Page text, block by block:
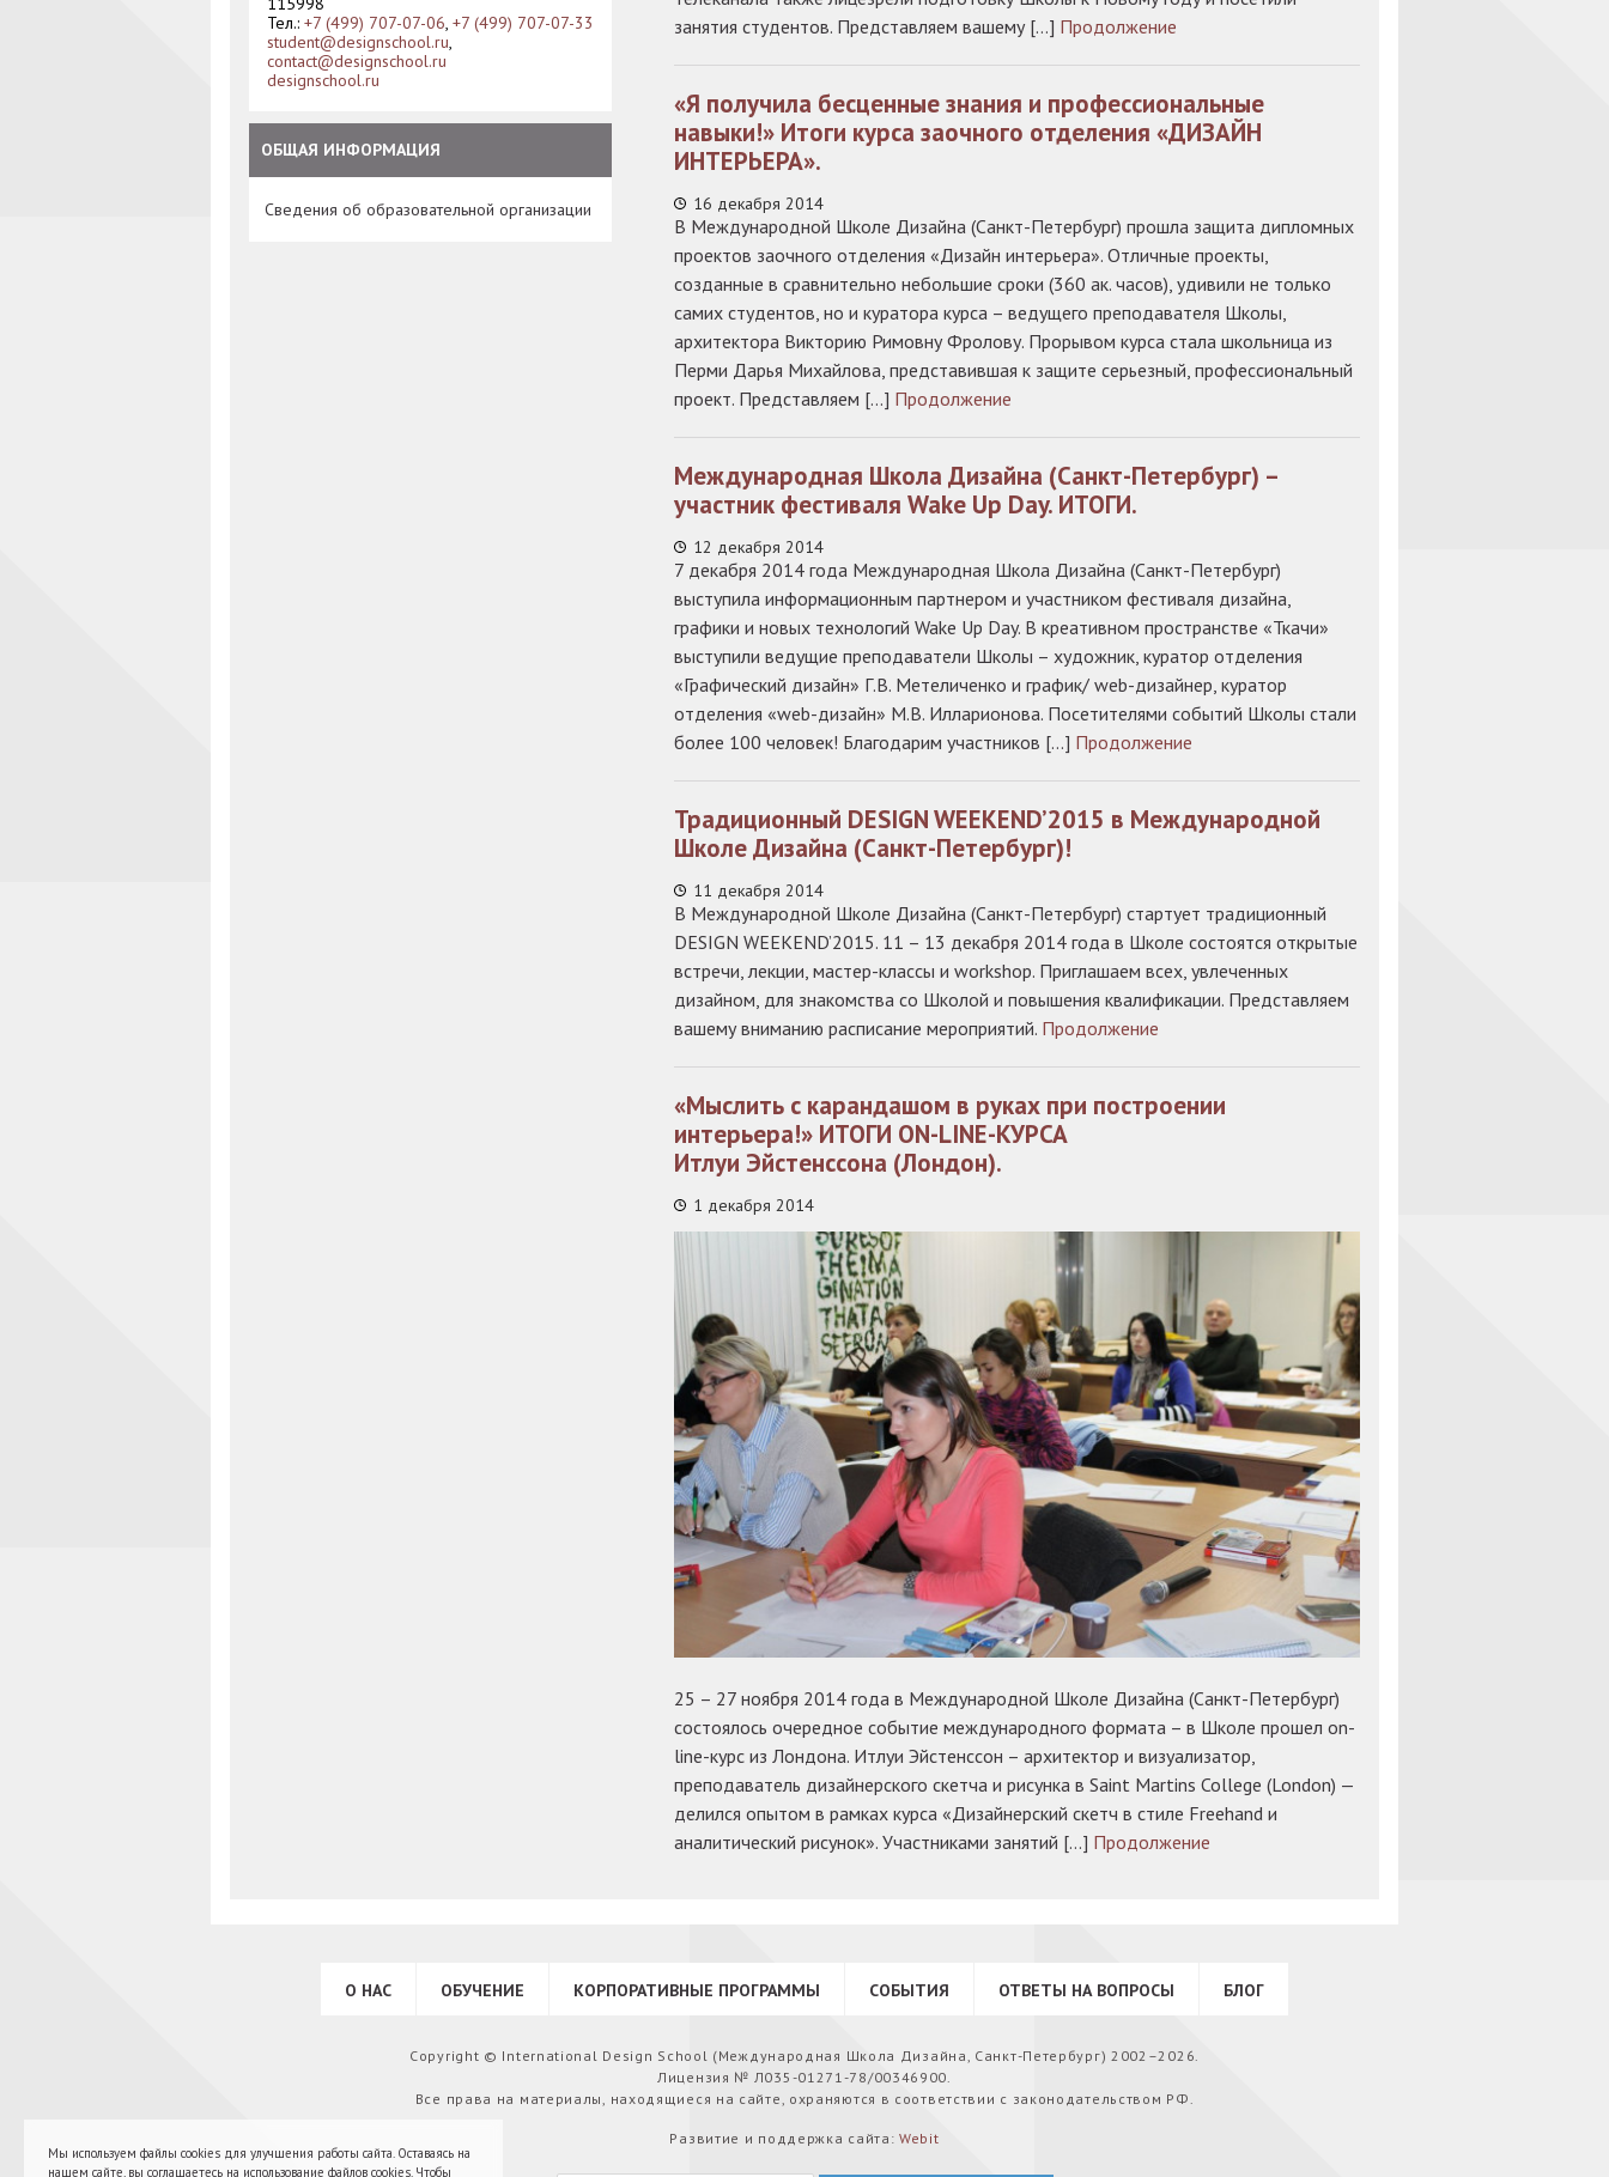
Тел.: +7 (499) 707-07-06, +7 (499) 707-07-33
student@designschool.ru,
contact@designschool.ru
designschool.ru
ОБЩАЯ ИНФОРМАЦИЯ
Сведения об образовательной организации
занятия студентов. Представляем вашему […] Продолжение
«Я получила бесценные знания и профессиональные
навыки!» Итоги курса заочного отделения «ДИЗАЙН
ИНТЕРЬЕРА».
16 декабря 2014
В Международной Школе Дизайна (Санкт-Петербург) прошла защита дипломных
проектов заочного отделения «Дизайн интерьера». Отличные проекты,
созданные в сравнительно небольшие сроки (360 ак. часов), удивили не только
самих студентов, но и куратора курса – ведущего преподавателя Школы,
архитектора Викторию Римовну Фролову. Прорывом курса стала школьница из
Перми Дарья Михайлова, представившая к защите серьезный, профессиональный
проект. Представляем […] Продолжение
Международная Школа Дизайна (Санкт-Петербург) –
участник фестиваля Wake Up Day. ИТОГИ.
12 декабря 2014
7 декабря 2014 года Международная Школа Дизайна (Санкт-Петербург)
выступила информационным партнером и участником фестиваля дизайна,
графики и новых технологий Wake Up Day. В креативном пространстве «Ткачи»
выступили ведущие преподаватели Школы – художник, куратор отделения
«Графический дизайн» Г.В. Метеличенко и график/ web-дизайнер, куратор
отделения «web-дизайн» М.В. Илларионова. Посетителями событий Школы стали
более 100 человек! Благодарим участников […] Продолжение
Традиционный DESIGN WEEKEND’2015 в Международной
Школе Дизайна (Санкт-Петербург)!
11 декабря 2014
В Международной Школе Дизайна (Санкт-Петербург) стартует традиционный
DESIGN WEEKEND’2015. 11 – 13 декабря 2014 года в Школе состоятся открытые
встречи, лекции, мастер-классы и workshop. Приглашаем всех, увлеченных
дизайном, для знакомства со Школой и повышения квалификации. Представляем
вашему вниманию расписание мероприятий. Продолжение
«Мыслить с карандашом в руках при построении
интерьера!» ИТОГИ ON-LINE-КУРСА
Итлуи Эйстенссона (Лондон).
1 декабря 2014
25 – 27 ноября 2014 года в Международной Школе Дизайна (Санкт-Петербург)
состоялось очередное событие международного формата – в Школе прошел on-
line-курс из Лондона. Итлуи Эйстенссон – архитектор и визуализатор,
преподаватель дизайнерского скетча и рисунка в Saint Martins College (London) —
делился опытом в рамках курса «Дизайнерский скетч в стиле Freehand и
аналитический рисунок». Участниками занятий […] Продолжение
О НАС ОБУЧЕНИЕ КОРПОРАТИВНЫЕ ПРОГРАММЫ СОБЫТИЯ ОТВЕТЫ НА ВОПРОСЫ БЛОГ
Copyright © International Design School (Международная Школа Дизайна, Санкт-Петербург) 2002–2026.
Лицензия № Л035-01271-78/00346900.
Все права на материалы, находящиеся на сайте, охраняются в соответствии с законодательством РФ.
Развитие и поддержка сайта:Webit
Мы используем файлы cookies для улучшения работы сайта. Оставаясь на
нашем сайте, вы соглашаетесь на использование файлов cookies. Чтобы